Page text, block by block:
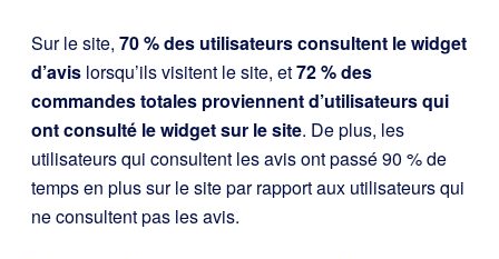
Sur le site, 70 % des utilisateurs consultent le widget
d’avis lorsqu’ils visitent le site, et72 % des
commandes totales proviennent d’utilisateurs qui
ont consulté le widget sur le site. De plus, les
utilisateurs qui consultent les avis ont passé 90 % de
temps en plus sur le site par rapport aux utilisateurs qui
ne consultent pas les avis.